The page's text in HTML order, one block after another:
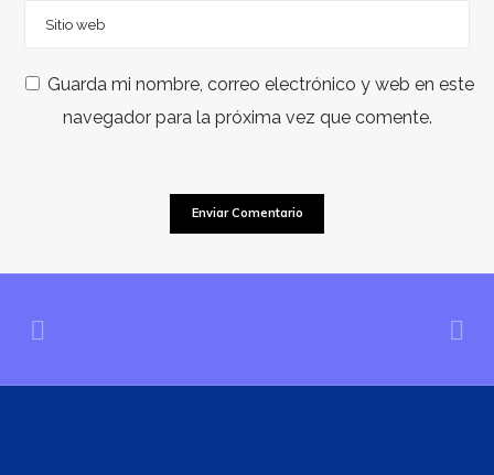
Guarda mi nombre, correo electrónico y web en este
navegador para la próxima vez que comente.